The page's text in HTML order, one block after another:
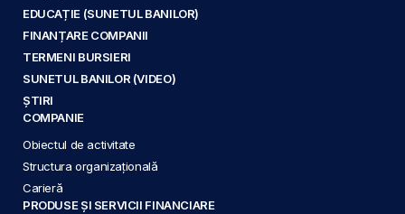
EDUCAȚIE (SUNETUL BANILOR)
FINANȚARE COMPANII
TERMENI BURSIERI
SUNETUL BANILOR (VIDEO)
ȘTIRI
COMPANIE
Obiectul de activitate
Structura organizațională
Carieră
PRODUSE ȘI SERVICII FINANCIARE